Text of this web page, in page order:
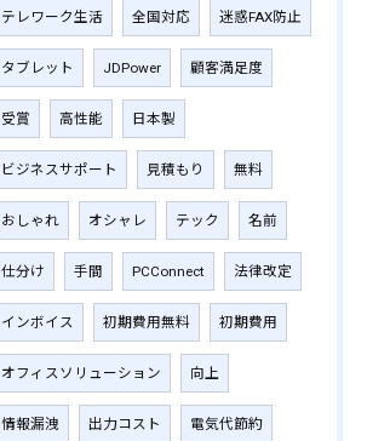
テレワーク生活 全国対応 迷惑FAX防止
タブレット JDPower 顧客満足度
受賞 高性能 日本製
ビジネスサポート 見積もり 無料
おしゃれ オシャレ テック 名前
仕分け 手間 PCConnect 法律改定
インボイス 初期費用無料 初期費用
オフィスソリューション 向上
情報漏洩 出力コスト 電気代節約